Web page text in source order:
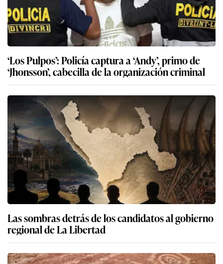
‘Los Pulpos’: Policía captura a ‘Andy’, primo de
‘Jhonsson’, cabecilla de la organización criminal
Las sombras detrás de los candidatos al gobierno
regional de La Libertad